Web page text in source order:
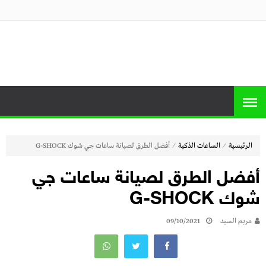
هوم
الرئيسية ⁄ الساعات الذكية ⁄ أفضل الطرق لصيانة ساعات جي شوك G-SHOCK
أفضل الطرق لصيانة ساعات جي
شوك G-SHOCK
مريم السيد 09/10/2021